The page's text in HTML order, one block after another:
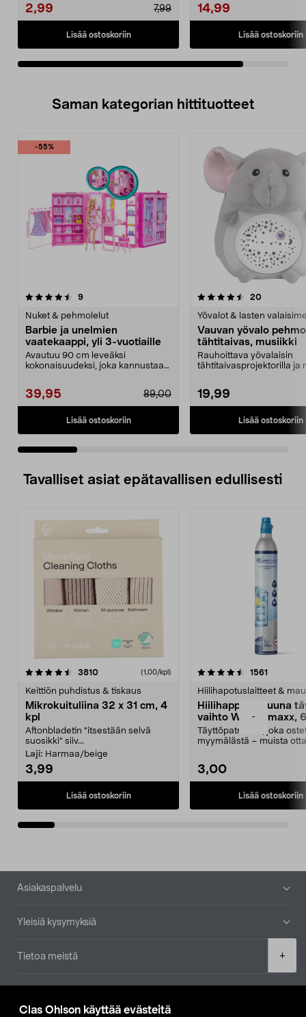
Clas Ohlson käyttää evästeitä
-
+
7,99
2,99
Lisää ostoskoriin
14,99
Lisää ostoskoriin
Saman kategorian hittituotteet
-55%
9arvostelut
Nuket & pehmolelut
Barbie ja unelmien
vaatekaappi, yli 3-vuotiaille
Avautuu 90 cm leveäksi
kokonaisuudeksi, joka kannustaa
39,95 89,00
Lisää ostoskoriin
4.5 viidestä
20arvostelut
Yövalot & lasten
Vauvan yövalo
tähtitaivas, musiikki
Rauhoittava yövalaisin
tähtitaivasprojektorilla ja
19,99
Lisää ostoskoriin
4.5 viidestä
Tavalliset asiat epätavallisen edullisesti
3810arvostelut (1,00/kpl)
Keittiön puhdistus & tiskaus
Mikrokuituliina 32 x 31 cm, 4
kpl
Aftonbladetin "itsestään selvä
suosikki" siiv...
Laji: Harmaa/beige
3,99
Lisää ostoskoriin
4.5viidestä
1561
Hiilihapotuslaitteet &
Hiilihappopatruuna
vaihto Wassermaxx,
Täyttöpatruuna, joka
myymälästä – muista
3,00
Lisää ostoskoriin
4.5viidestä
Alatunniste
Asiakaspalvelu
Yleisiä kysymyksiä
Tietoa meistä